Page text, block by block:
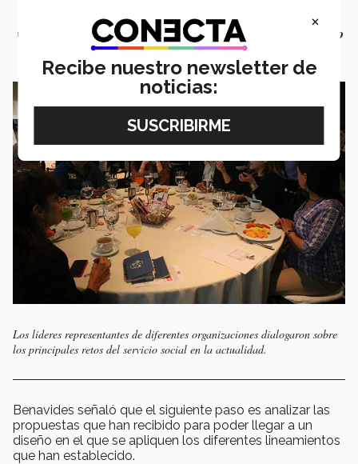
distintas ópticas y experiencias.
Se identificó la necesidad de crear un ecosistema tecnológico
tipo plataforma de interacción para conectar a todos los
involucrados en los programas y causas de servicio social
Los líderes representantes de diferentes organizaciones dialogaron sobre
los principales retos del servicio social en la actualidad.
Benavides señaló que el siguiente paso es analizar las
propuestas que han recibido para poder llegar a un
diseño en el que se apliquen los diferentes lineamientos
que han establecido.
×
Recibe nuestro newsletter de
noticias: